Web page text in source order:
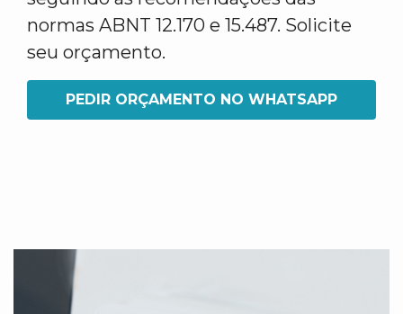
normas ABNT 12.170 e 15.487. Solicite
seu orçamento.
PEDIR ORÇAMENTO NO WHATSAPP